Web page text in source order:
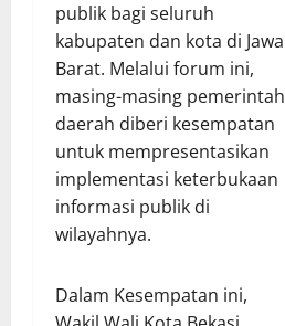
publik bagi seluruh
kabupaten dan kota di Jawa
Barat. Melalui forum ini,
masing-masing pemerintah
daerah diberi kesempatan
untuk mempresentasikan
implementasi keterbukaan
informasi publik di
wilayahnya.
Dalam Kesempatan ini,